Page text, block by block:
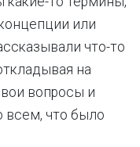
или
что-то
на
вопросы и
всем, что было